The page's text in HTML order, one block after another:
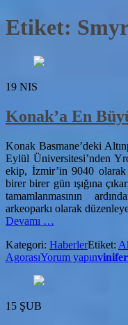
Etiket:
19 NIS
Konak’a En
Konak Basmane’deki
Eylül Üniversitesi’nden
ekip, İzmir’in 9040 olarak
birer birer gün ışığına
tamamlanmasının
arkeoparkı olarak
Devamı
Büyük
Arkeoloji
…
Kategori: HaberlerEtiket:
AgorasıYorum yapın
15 ŞUB